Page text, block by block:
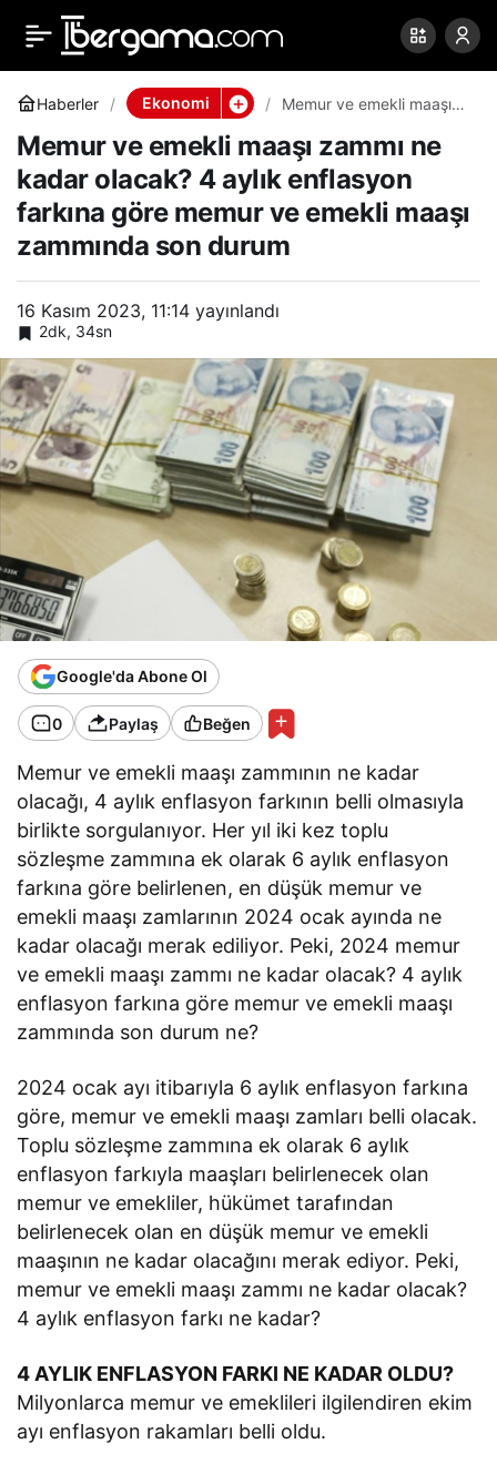
Haberler Ekonomi
Memur ve emekli maaşı
4 aylık enflasyon farkına
göre memur ve emekli
maaşı zammında son
Memur ve emekli maaşı zammı ne
kadar olacak? 4 aylık enflasyon
farkına göre memur ve emekli maaşı
zammında son durum
16 Kasım 2023, 11:14 yayınlandı
2dk, 34sn
Google'da Abone Ol
0 Paylaş Beğen
Memur ve emekli maaşı zammının ne kadar
olacağı, 4 aylık enflasyon farkının belli olmasıyla
birlikte sorgulanıyor. Her yıl iki kez toplu
sözleşme zammına ek olarak 6 aylık enflasyon
farkına göre belirlenen, en düşük memur ve
emekli maaşı zamlarının 2024 ocak ayında ne
kadar olacağı merak ediliyor. Peki, 2024 memur
ve emekli maaşı zammı ne kadar olacak? 4 aylık
enflasyon farkına göre memur ve emekli maaşı
zammında son durum ne?
2024 ocak ayı itibarıyla 6 aylık enflasyon farkına
göre, memur ve emekli maaşı zamları belli olacak.
Toplu sözleşme zammına ek olarak 6 aylık
enflasyon farkıyla maaşları belirlenecek olan
memur ve emekliler, hükümet tarafından
belirlenecek olan en düşük memur ve emekli
maaşının ne kadar olacağını merak ediyor. Peki,
memur ve emekli maaşı zammı ne kadar olacak?
4 aylık enflasyon farkı ne kadar?
4 AYLIK ENFLASYON FARKI NE KADAR OLDU?
Milyonlarca memur ve emeklileri ilgilendiren ekim
ayı enflasyon rakamları belli oldu.
Memur ve emekli maaşı
zammı ne kadar olacak?
4 aylık enflasyon farkına
göre memur ve emekli
durum
0 Paylaş